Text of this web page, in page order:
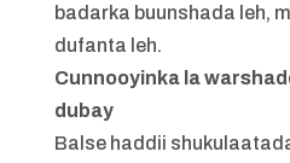
badarka buunshada leh,
dufanta leh.
Cunnooyinka la
dubay
Balse haddii